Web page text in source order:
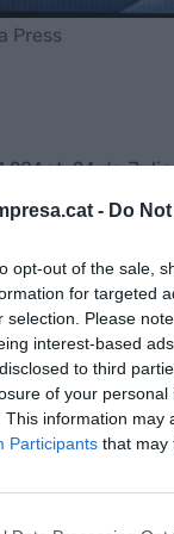
- Do
opt-out of the sale,
for targeted
selection. Please
interest-based
to third
of your personal
This information may
Participants that may
Press
Act. 24 de
propietario de
legales más
44.000
han avanzado
una
al consejero
responsable